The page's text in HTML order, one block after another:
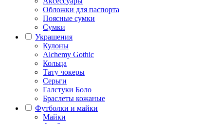
Обложки для паспорта
Поясные сумки
Сумки
Украшения
Кулоны
Alchemy Gothic
Кольца
Тату чокеры
Серьги
Галстуки Боло
Браслеты кожаные
Футболки и майки
Майки